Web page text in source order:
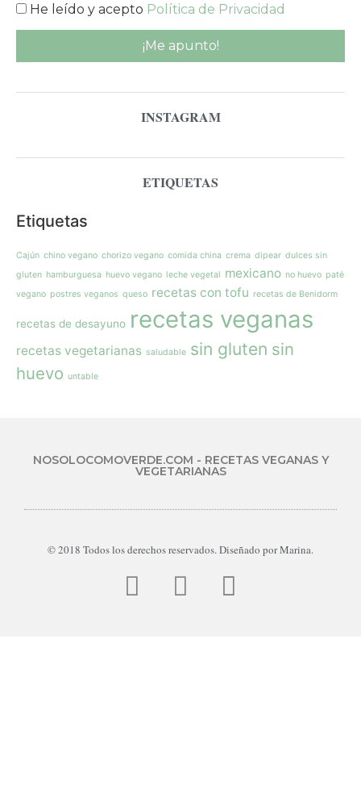
He leído y acepto Política de Privacidad
INSTAGRAM
ETIQUETAS
Etiquetas
Cajún chino vegano chorizo vegano comida china crema dipear dulces sin
gluten hamburguesa huevo vegano leche vegetal mexicano no huevo paté
vegano postres veganos queso recetas con tofu recetas de Benidorm
recetas de desayuno recetas veganas
recetas vegetarianas saludable sin gluten sin
huevo untable
NOSOLOCOMOVERDE.COM - RECETAS VEGANAS Y
VEGETARIANAS
© 2018 Todos los derechos reservados. Diseñado por Marina.